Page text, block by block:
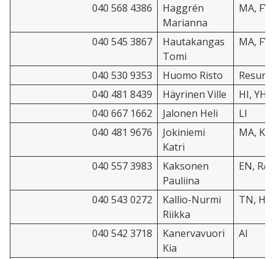
040 568 4386
Haggrén
Marianna
MA, FY,
040 545 3867
Hautakangas
Tomi
MA, FY,
040 530 9353 Huomo Risto
040 481 8439
Häyrinen Ville
HI, YH
040 667 1662
Jalonen Heli
LI
040 481 9676
Jokiniemi
Katri
MA, KE,
040 557 3983
Kaksonen
Pauliina
EN, RA
040 543 0272
Kallio-Nurmi
Riikka
TN, HI,
040 542 3718
Kanervavuori
Kia
AI